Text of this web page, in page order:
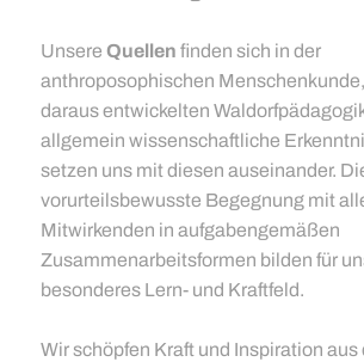
Unsere Quellen finden sich in der
anthroposophischen
daraus entwickelten
allgemein wissenschaftliche
setzen uns mit diesen auseinander.
vorurteilsbewusste Begegnung mit
Mitwirkenden in aufgabengemäßen
Zusammenarbeitsformen bilden für
besonderes Lern- und Kraftfeld.
Wir schöpfen Kraft und Inspiration aus